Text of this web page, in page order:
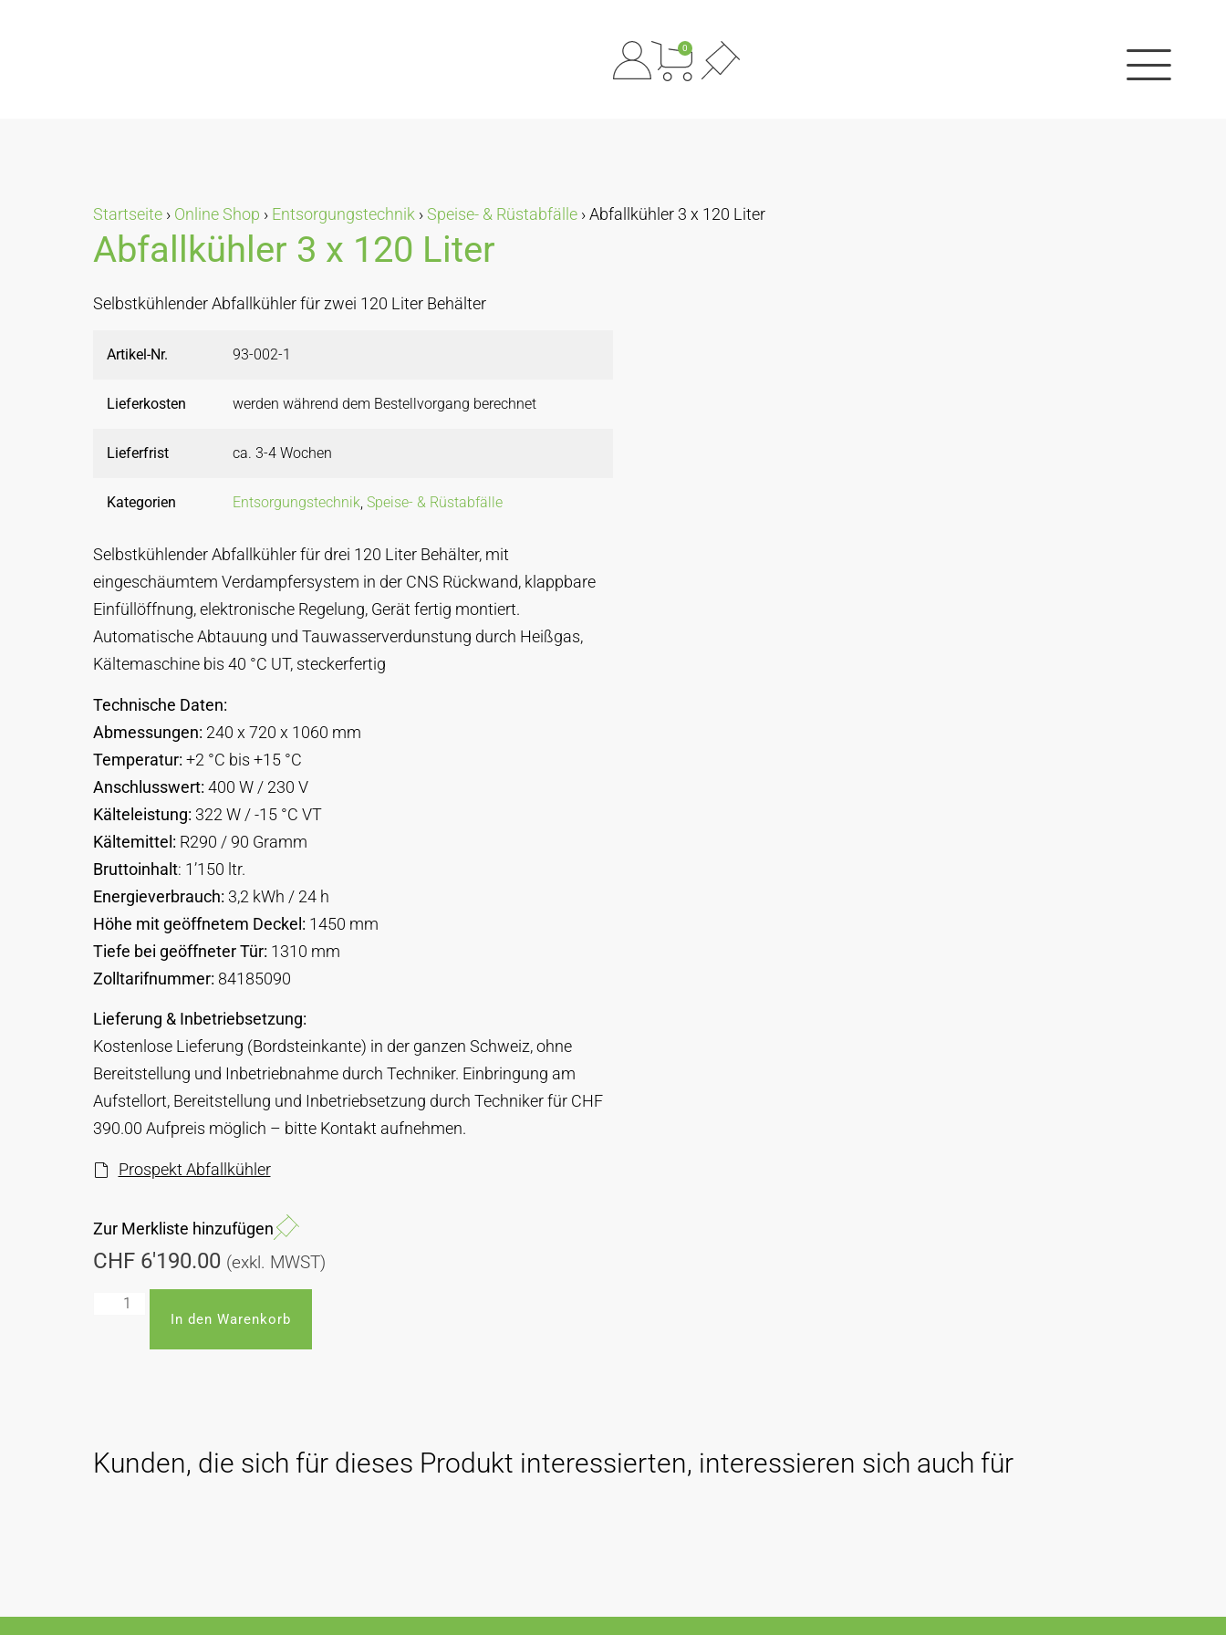
0
Startseite › Online Shop › Entsorgungstechnik ›Speise- & Rüstabfälle ›Abfallkühler 3 x 120 Liter
Abfallkühler 3 x 120 Liter
Selbstkühlender Abfallkühler für zwei 120 Liter Behälter
Artikel-Nr. 93-002-1
Lieferkosten werden während dem Bestellvorgang berechnet
Lieferfrist ca. 3-4 Wochen
Kategorien Entsorgungstechnik, Speise- & Rüstabfälle
Selbstkühlender Abfallkühler für drei 120 Liter Behälter, mit
eingeschäumtem Verdampfersystem in der CNS Rückwand, klappbare
Einfüllöffnung, elektronische Regelung, Gerät fertig montiert.
Automatische Abtauung und Tauwasserverdunstung durch Heißgas,
Kältemaschine bis 40 °C UT, steckerfertig
Technische Daten:
Abmessungen: 240 x 720 x 1060 mm
Temperatur: +2 °C bis +15 °C
Anschlusswert: 400 W / 230 V
Kälteleistung: 322 W / -15 °C VT
Kältemittel: R290 / 90 Gramm
Bruttoinhalt: 1’150 ltr.
Energieverbrauch: 3,2 kWh / 24 h
Höhe mit geöffnetem Deckel: 1450 mm
Tiefe bei geöffneter Tür: 1310 mm
Zolltarifnummer: 84185090
Lieferung & Inbetriebsetzung:
Kostenlose Lieferung (Bordsteinkante) in der ganzen Schweiz, ohne
Bereitstellung und Inbetriebnahme durch Techniker. Einbringung am
Aufstellort, Bereitstellung und Inbetriebsetzung durch Techniker für CHF
390.00 Aufpreis möglich – bitte Kontakt aufnehmen.
Prospekt Abfallkühler
Zur Merkliste hinzufügen
CHF 6'190.00 (exkl. MWST)
In den Warenkorb
Kunden, die sich für dieses Produkt interessierten, interessieren sich auch für